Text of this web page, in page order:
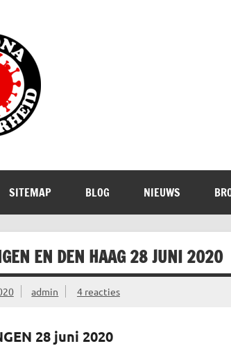
SITEMAP BLOG NIEUWS
EN DEN HAAG 28 JUNI 2020
admin 4 reacties
28 juni 2020